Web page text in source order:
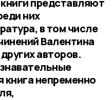
них
в том числе
Валентина
авторов.
непременно